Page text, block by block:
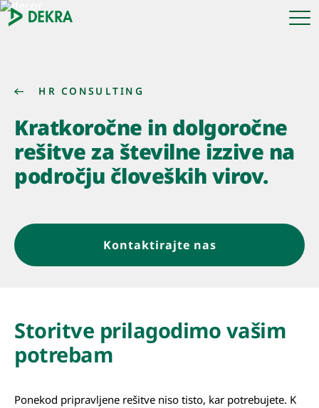
HR CONSULTING
Kratkoročne in dolgoročne
rešitve za številne izzive na
področju človeških virov.
Kontaktirajte nas
Storitve prilagodimo vašim
potrebam
Ponekod pripravljene rešitve niso tisto, kar potrebujete. K